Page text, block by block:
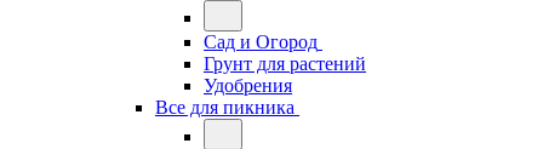
Сад и Огород
Грунт для растений
Удобрения
Все для пикника